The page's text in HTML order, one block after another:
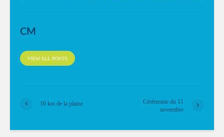
CM
VIEW ALL POSTS
10 km de la plaine
Cérémonie du 11
novembre